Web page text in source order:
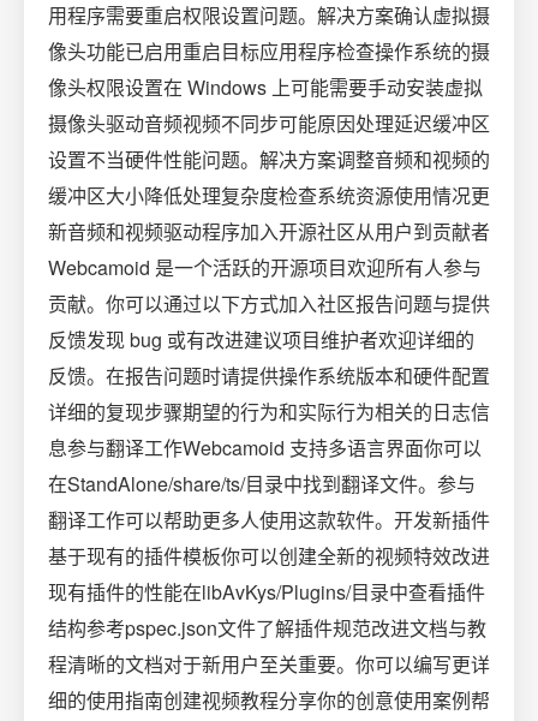
用程序需要重启权限设置问题。解决方案确认虚拟摄
像头功能已启用重启目标应用程序检查操作系统的摄
像头权限设置在 Windows 上可能需要手动安装虚拟
摄像头驱动音频视频不同步可能原因处理延迟缓冲区
设置不当硬件性能问题。解决方案调整音频和视频的
缓冲区大小降低处理复杂度检查系统资源使用情况更
新音频和视频驱动程序加入开源社区从用户到贡献者
Webcamoid 是一个活跃的开源项目欢迎所有人参与
贡献。你可以通过以下方式加入社区报告问题与提供
反馈发现 bug 或有改进建议项目维护者欢迎详细的
反馈。在报告问题时请提供操作系统版本和硬件配置
详细的复现步骤期望的行为和实际行为相关的日志信
息参与翻译工作Webcamoid 支持多语言界面你可以
在StandAlone/share/ts/目录中找到翻译文件。参与
翻译工作可以帮助更多人使用这款软件。开发新插件
基于现有的插件模板你可以创建全新的视频特效改进
现有插件的性能在libAvKys/Plugins/目录中查看插件
结构参考pspec.json文件了解插件规范改进文档与教
程清晰的文档对于新用户至关重要。你可以编写更详
细的使用指南创建视频教程分享你的创意使用案例帮